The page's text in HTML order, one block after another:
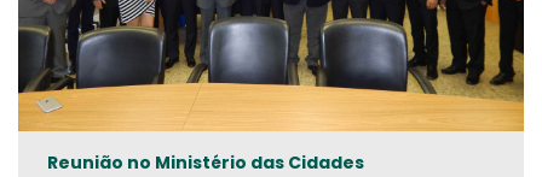
Reunião no Ministério das Cidades